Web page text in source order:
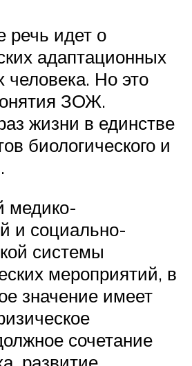
речь идет о
адаптационных
человека. Но это
ЗОЖ.
жизни в единстве
биологического и
медико-
и социально-
системы
мероприятий, в
значение имеет
сочетание